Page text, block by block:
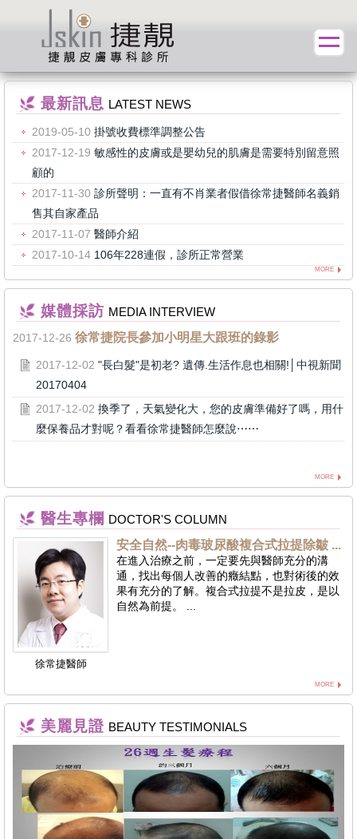
最新訊息 LATEST NEWS
2019-05-10掛號收費標準調整公告
2017-12-19敏感性的皮膚或是嬰幼兒的肌膚是需要特別留意照
顧的
2017-11-30診所聲明：一直有不肖業者假借徐常捷醫師名義銷
售其自家產品
2017-11-07醫師介紹
2017-10-14 106年228連假，診所正常營業
MORE
媒體採訪 MEDIA INTERVIEW
2017-12-26徐常捷院長參加小明星大跟班的錄影
2017-12-02 "長白髮"是初老? 遺傳.生活作息也相關!│中視新聞
20170404
2017-12-02 換季了，天氣變化大，您的皮膚準備好了嗎，用什
麼保養品才對呢？看看徐常捷醫師怎麼說⋯⋯
MORE
醫生專欄 DOCTOR'S COLUMN
徐常捷醫師
安全自然--肉毒玻尿酸複合式拉提除皺 ...
在進入治療之前，一定要先與醫師充分的溝
通，找出每個人改善的癥結點，也對術後的效
果有充分的了解。複合式拉提不是拉皮，是以
自然為前提。 ...
MORE
美麗見證 BEAUTY TESTIMONIALS